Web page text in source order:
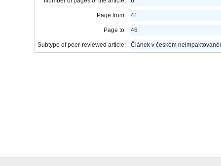
Page from: 41
Page to: 46
Subtype of peer-reviewed article: Článek v českém